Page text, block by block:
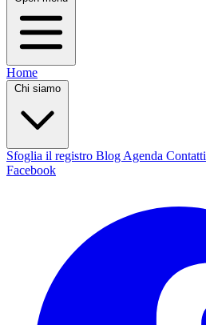
Home
Chi siamo
Sfoglia il registro Blog Agenda Contatti
Facebook